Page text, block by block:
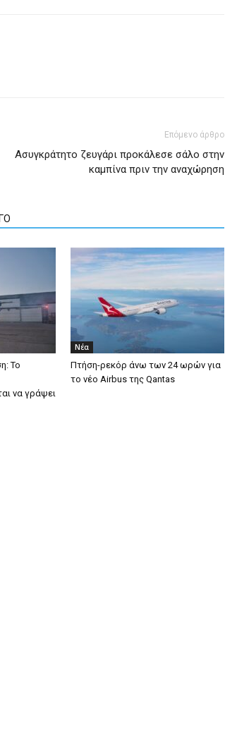
Επόμενο άρθρο
Ασυγκράτητο ζευγάρι προκάλεσε σάλο στην
καμπίνα πριν την αναχώρηση
Το
να γράψει
Νέα
Πτήση-ρεκόρ άνω των 24 ωρών για
το νέο Airbus της Qantas